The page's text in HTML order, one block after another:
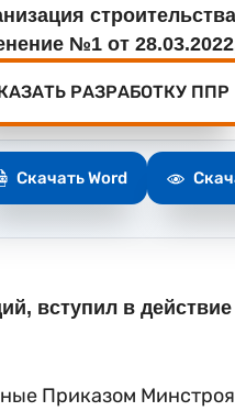
№1 от
РАЗРАБОТКУ ППР
Скачать Word
вступил в действие
Приказом